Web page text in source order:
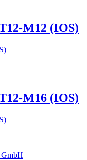
M12 (IOS)
M16 (IOS)